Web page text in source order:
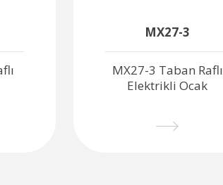
MX27-3
MX27-3 Taban Raflı
Elektrikli Ocak